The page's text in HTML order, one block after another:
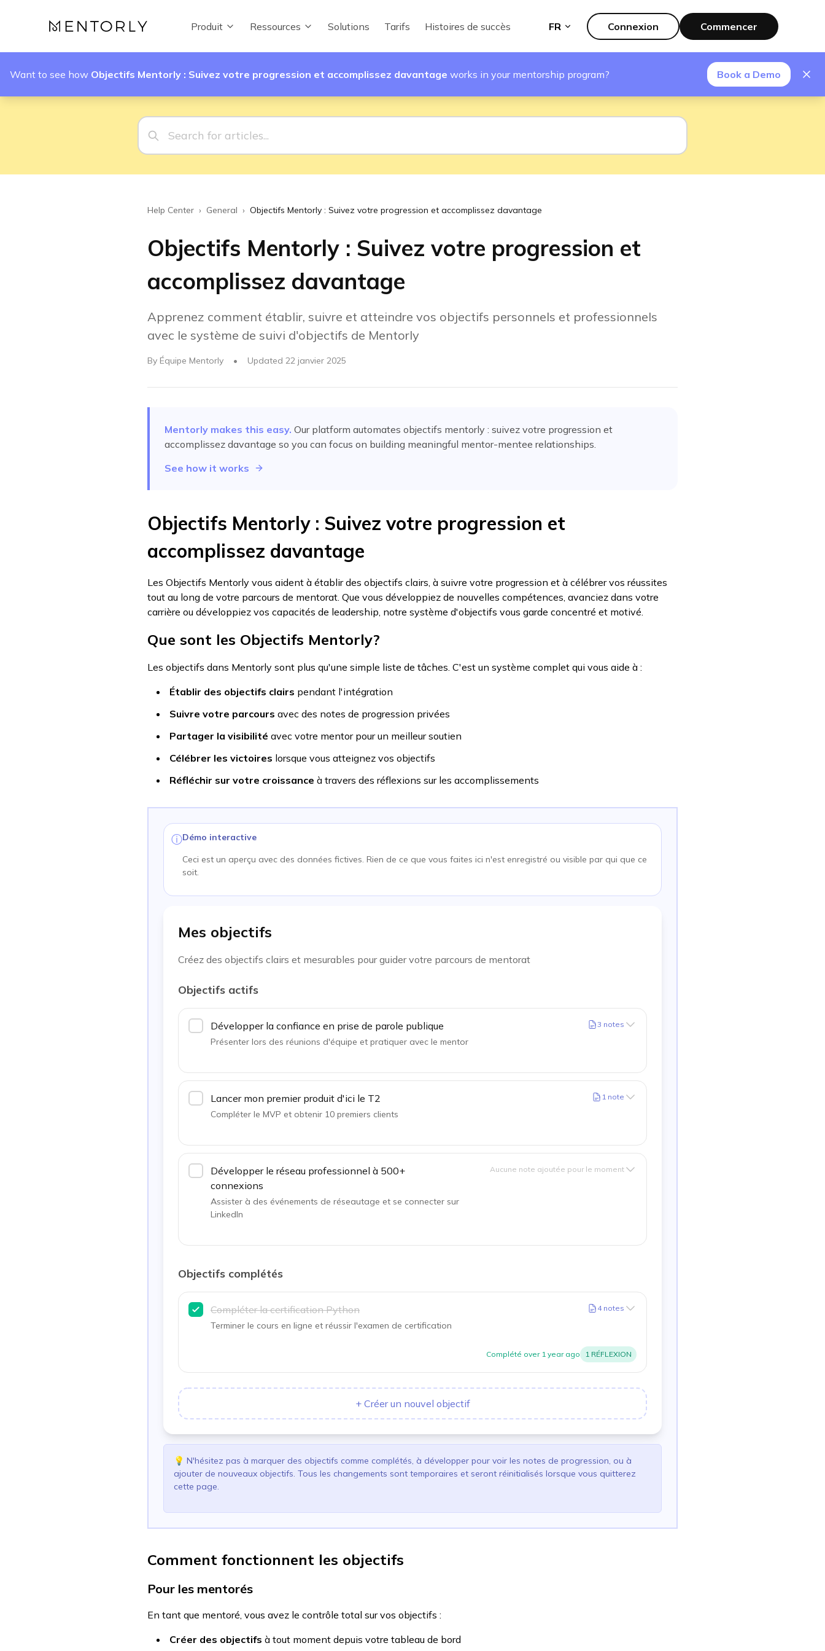
Produit Ressources Solutions Tarifs Histoires de succès FR Connexion Commencer
Want to see how Objectifs Mentorly : Suivez votre progression et accomplissez davantage works in your mentorship program? Book a Demo
Help Center › General › Objectifs Mentorly : Suivez votre progression et accomplissez davantage
Objectifs Mentorly : Suivez votre progression et
accomplissez davantage
Apprenez comment établir, suivre et atteindre vos objectifs personnels et professionnels
avec le système de suivi d'objectifs de Mentorly
By Équipe Mentorly • Updated 22 janvier 2025
Mentorly makes this easy. Our platform automates objectifs mentorly : suivez votre progression et
accomplissez davantage so you can focus on building meaningful mentor-mentee relationships.
See how it works
Objectifs Mentorly : Suivez votre progression et
accomplissez davantage
Les Objectifs Mentorly vous aident à établir des objectifs clairs, à suivre votre progression et à célébrer vos réussites
tout au long de votre parcours de mentorat. Que vous développiez de nouvelles compétences, avanciez dans votre
carrière ou développiez vos capacités de leadership, notre système d'objectifs vous garde concentré et motivé.
Que sont les Objectifs Mentorly?
Les objectifs dans Mentorly sont plus qu'une simple liste de tâches. C'est un système complet qui vous aide à :
Établir des objectifs clairs pendant l'intégration
Suivre votre parcours avec des notes de progression privées
Partager la visibilité avec votre mentor pour un meilleur soutien
Célébrer les victoires lorsque vous atteignez vos objectifs
Réfléchir sur votre croissance à travers des réflexions sur les accomplissements
ⓘDémo interactive
Ceci est un aperçu avec des données fictives. Rien de ce que vous faites ici n'est enregistré ou visible par qui que ce
soit.
Mes objectifs
Créez des objectifs clairs et mesurables pour guider votre parcours de mentorat
Objectifs actifs
Développer la confiance en prise de parole publique
Présenter lors des réunions d'équipe et pratiquer avec le mentor
3 notes
Lancer mon premier produit d'ici le T2
Compléter le MVP et obtenir 10 premiers clients
1 note
Développer le réseau professionnel à 500+
connexions
Assister à des événements de réseautage et se connecter sur
LinkedIn
Aucune note ajoutée pour le moment
Objectifs complétés
Compléter la certification Python
Terminer le cours en ligne et réussir l'examen de certification
4 notes
Complété over 1 year ago 1 RÉFLEXION
+ Créer un nouvel objectif
💡 N'hésitez pas à marquer des objectifs comme complétés, à développer pour voir les notes de progression, ou à
ajouter de nouveaux objectifs. Tous les changements sont temporaires et seront réinitialisés lorsque vous quitterez
cette page.
Comment fonctionnent les objectifs
Pour les mentorés
En tant que mentoré, vous avez le contrôle total sur vos objectifs :
Créer des objectifs à tout moment depuis votre tableau de bord